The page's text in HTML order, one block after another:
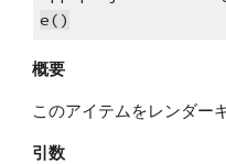
e()
概要
このアイテムをレンダー
引数